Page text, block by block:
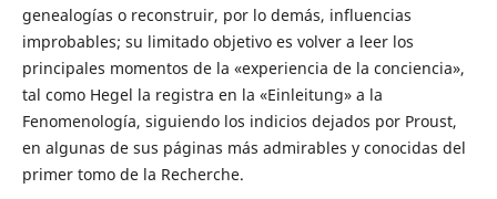
genealogías o reconstruir, por lo demás, influencias
improbables; su limitado objetivo es volver a leer los
principales momentos de la «experiencia de la conciencia»,
tal como Hegel la registra en la «Einleitung» a la
Fenomenología, siguiendo los indicios dejados por Proust,
en algunas de sus páginas más admirables y conocidas del
primer tomo de la Recherche.